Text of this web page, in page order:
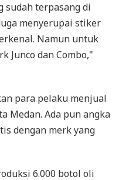
sudah terpasang di
menyerupai stiker
Namun untuk
Junco dan Combo,"
para pelaku menjual
Medan. Ada pun angka
dengan merk yang
6.000 botol oli